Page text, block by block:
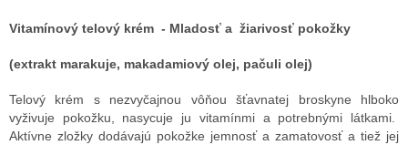
Vitamínový telový krém - Mladosť a žiarivosť pokožky
(extrakt marakuje, makadamiový olej, pačuli olej)
Telový krém s nezvyčajnou vôňou šťavnatej broskyne hlboko
vyživuje pokožku, nasycuje ju vitamínmi a potrebnými látkami.
Aktívne zložky dodávajú pokožke jemnosť a zamatovosť a tiež jej